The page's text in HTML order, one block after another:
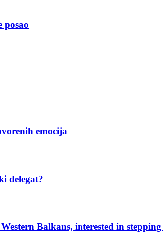
posao
emocija
delegat?
Balkans, interested in